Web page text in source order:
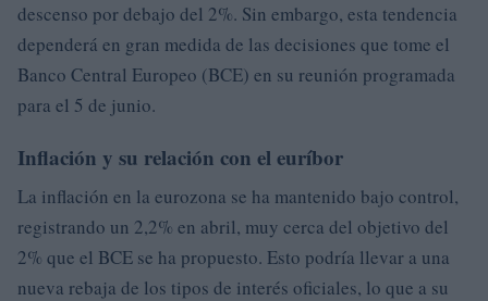
descenso por debajo del 2%. Sin embargo, esta tendencia
dependerá en gran medida de las decisiones que tome el
Banco Central Europeo (BCE) en su reunión programada
para el 5 de junio.
Inflación y su relación con el euríbor
La inflación en la eurozona se ha mantenido bajo control,
registrando un 2,2% en abril, muy cerca del objetivo del
2% que el BCE se ha propuesto. Esto podría llevar a una
nueva rebaja de los tipos de interés oficiales, lo que a su